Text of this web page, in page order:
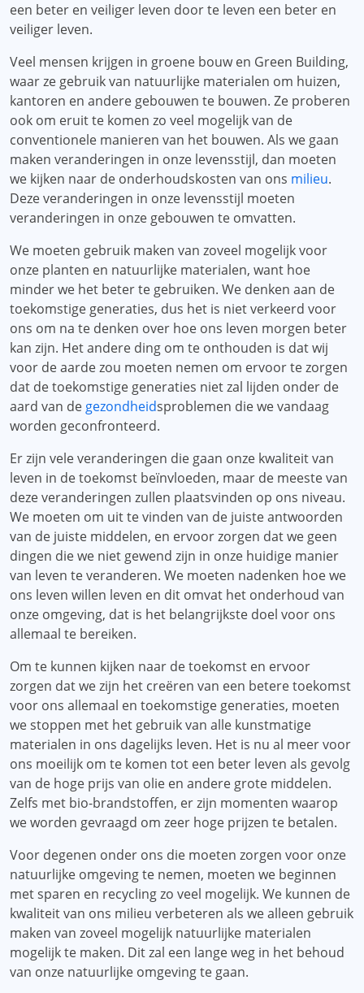
een beter en veiliger leven door te leven een beter en
veiliger leven.
Veel mensen krijgen in groene bouw en Green Building,
waar ze gebruik van natuurlijke materialen om huizen,
kantoren en andere gebouwen te bouwen. Ze proberen
ook om eruit te komen zo veel mogelijk van de
conventionele manieren van het bouwen. Als we gaan
maken veranderingen in onze levensstijl, dan moeten
we kijken naar de onderhoudskosten van ons milieu.
Deze veranderingen in onze levensstijl moeten
veranderingen in onze gebouwen te omvatten.
We moeten gebruik maken van zoveel mogelijk voor
onze planten en natuurlijke materialen, want hoe
minder we het beter te gebruiken. We denken aan de
toekomstige generaties, dus het is niet verkeerd voor
ons om na te denken over hoe ons leven morgen beter
kan zijn. Het andere ding om te onthouden is dat wij
voor de aarde zou moeten nemen om ervoor te zorgen
dat de toekomstige generaties niet zal lijden onder de
aard van de gezondheidsproblemen die we vandaag
worden geconfronteerd.
Er zijn vele veranderingen die gaan onze kwaliteit van
leven in de toekomst beïnvloeden, maar de meeste van
deze veranderingen zullen plaatsvinden op ons niveau.
We moeten om uit te vinden van de juiste antwoorden
van de juiste middelen, en ervoor zorgen dat we geen
dingen die we niet gewend zijn in onze huidige manier
van leven te veranderen. We moeten nadenken hoe we
ons leven willen leven en dit omvat het onderhoud van
onze omgeving, dat is het belangrijkste doel voor ons
allemaal te bereiken.
Om te kunnen kijken naar de toekomst en ervoor
zorgen dat we zijn het creëren van een betere toekomst
voor ons allemaal en toekomstige generaties, moeten
we stoppen met het gebruik van alle kunstmatige
materialen in ons dagelijks leven. Het is nu al meer voor
ons moeilijk om te komen tot een beter leven als gevolg
van de hoge prijs van olie en andere grote middelen.
Zelfs met bio-brandstoffen, er zijn momenten waarop
we worden gevraagd om zeer hoge prijzen te betalen.
Voor degenen onder ons die moeten zorgen voor onze
natuurlijke omgeving te nemen, moeten we beginnen
met sparen en recycling zo veel mogelijk. We kunnen de
kwaliteit van ons milieu verbeteren als we alleen gebruik
maken van zoveel mogelijk natuurlijke materialen
mogelijk te maken. Dit zal een lange weg in het behoud
van onze natuurlijke omgeving te gaan.